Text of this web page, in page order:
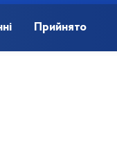
Прийнято